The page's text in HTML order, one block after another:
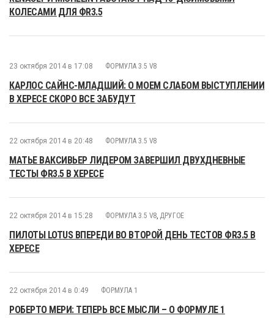
КОЛЕСАМИ ДЛЯ ФR3.5
23 октября 2014 в 17:08 ФОРМУЛА 3.5 V8
КАРЛОС САЙНС-МЛАДШИЙ: О МОЕМ СЛАБОМ ВЫСТУПЛЕНИИ
В ХЕРЕСЕ СКОРО ВСЕ ЗАБУДУТ
22 октября 2014 в 20:48 ФОРМУЛА 3.5 V8
МАТЬЕ ВАКСИВЬЕР ЛИДЕРОМ ЗАВЕРШИЛ ДВУХДНЕВНЫЕ
ТЕСТЫ ФR3.5 В ХЕРЕСЕ
22 октября 2014 в 15:28 ФОРМУЛА 3.5 V8, ДРУГОЕ
ПИЛОТЫ LOTUS ВПЕРЕДИ ВО ВТОРОЙ ДЕНЬ ТЕСТОВ ФR3.5 В
ХЕРЕСЕ
22 октября 2014 в 0:49 ФОРМУЛА 1
РОБЕРТО МЕРИ: ТЕПЕРЬ ВСЕ МЫСЛИ – О ФОРМУЛЕ 1